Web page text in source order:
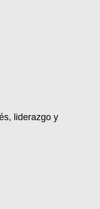
liderazgo y